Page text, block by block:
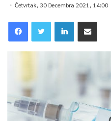
Četvrtak, 30 Decembra 2021, 14:00